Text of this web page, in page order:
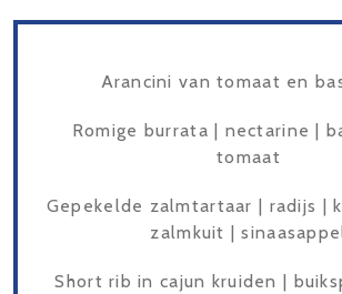
Arancini van tomaat en
Romige burrata | nectarine |
tomaat
Gepekelde zalmtartaar | radijs |
zalmkuit |
Short rib in cajun kruiden |